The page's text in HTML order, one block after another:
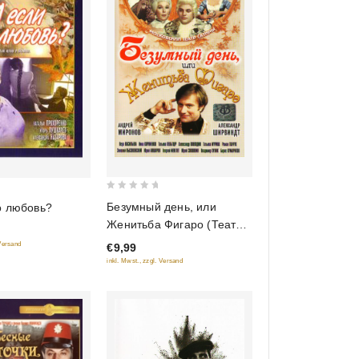
любовь?
of
5
Безумный день, или
Женитьба Фигаро (Театр
Сатиры, 1973)
€9,99
inkl. Mwst., zzgl. Versand